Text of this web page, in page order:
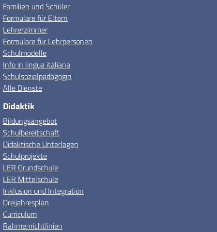
Familien und Schüler
Formulare für Eltern
Lehrerzimmer
Formulare für Lehrpersonen
Schulmodelle
Info in lingua italiana
Schulsozialpädagogin
Alle Dienste
Didaktik
Bildungsangebot
Schulbereitschaft
Didaktische Unterlagen
Schulprojekte
LER Grundschule
LER Mittelschule
Inklusion und Integration
Dreijahresplan
Curriculum
Rahmenrichtlinien